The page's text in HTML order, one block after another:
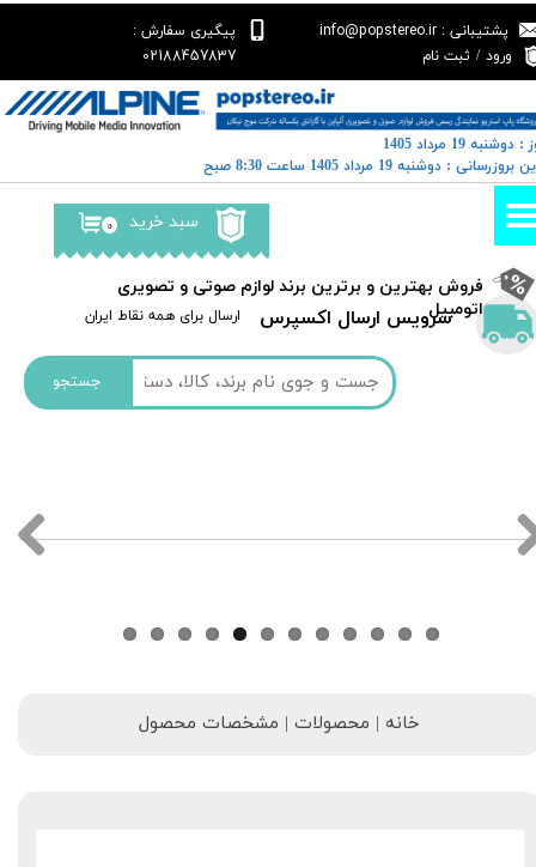
جستجو
سرویس ارسال اکسپرس ​​ارسال برای همه نقاط ایران
پشتیبانی : info@popstereo.ir
پیگیری سفارش :
02188457837
ورود / ثبت نام
حساب کاربری من
تغییر گذر واژه
سفارشات
خروج از حساب کاربری
۰ سبد خرید
​فروش بهترین و برترین برند لوازم صوتی و تصویری
اتومبیل​​​​​​​
19 مرداد 1405
: دوشنبه 19 مرداد 1405 ساعت 8:30 صبح
خانه | محصولات | مشخصات محصول